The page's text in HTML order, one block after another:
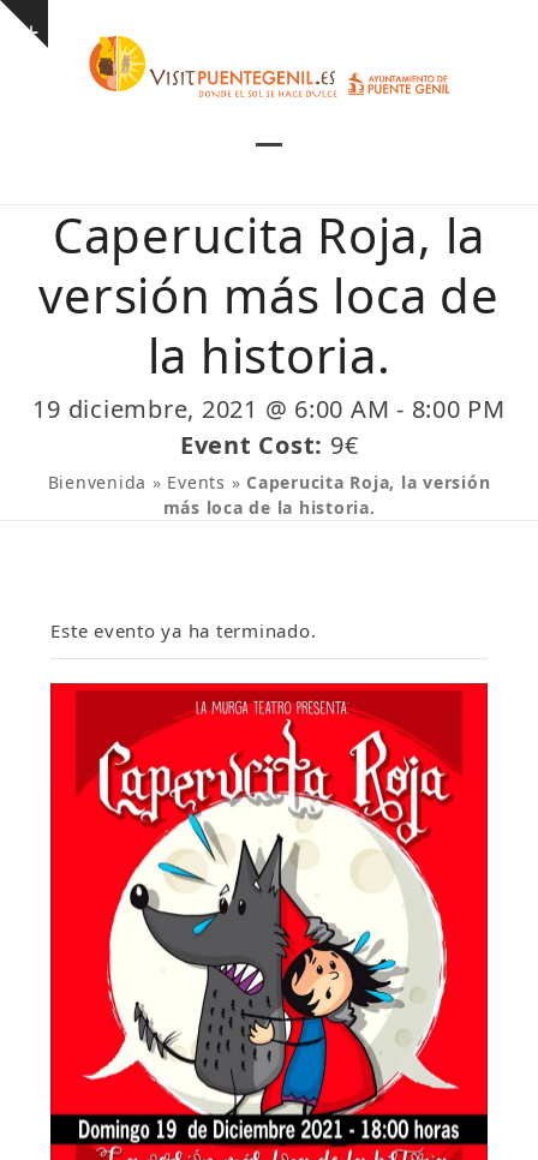
Skip
Show
mobile
menu
mobile
menu
Caperucita Roja, la
versión más loca de
la historia.
19 diciembre, 2021 @ 6:00 AM - 8:00 PM
Event Cost: 9€
Bienvenida » Events » Caperucita Roja, la versión
más loca de la historia.
Este evento ya ha terminado.